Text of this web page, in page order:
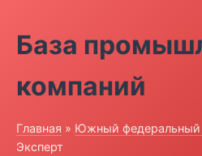
База
компаний
Главная » Южный федеральный
Эксперт